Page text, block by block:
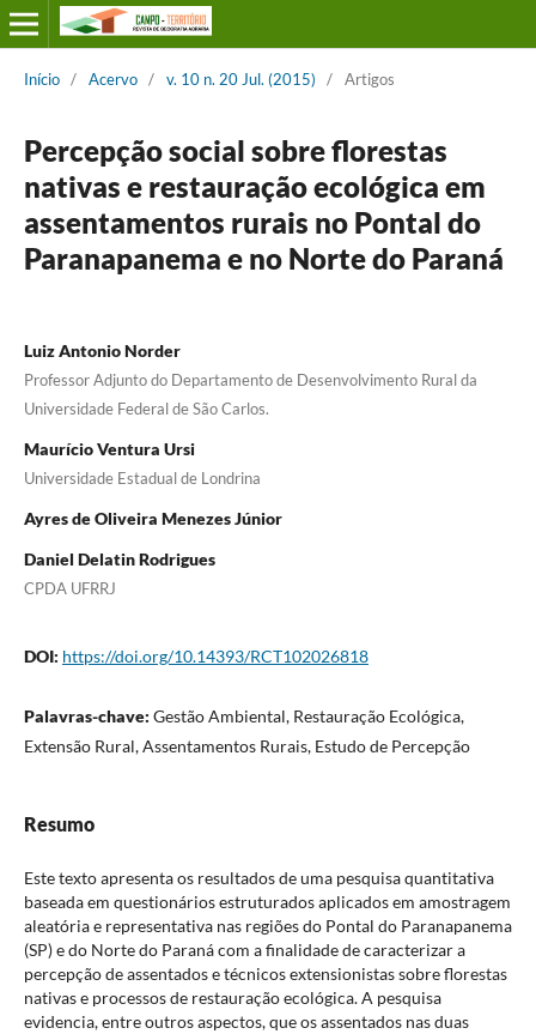
Início / Acervo / v. 10 n. 20 Jul. (2015) / Artigos
Percepção social sobre florestas
nativas e restauração ecológica em
assentamentos rurais no Pontal do
Paranapanema e no Norte do Paraná
Luiz Antonio Norder
Professor Adjunto do Departamento de Desenvolvimento Rural da
Universidade Federal de São Carlos.
Maurício Ventura Ursi
Universidade Estadual de Londrina
Ayres de Oliveira Menezes Júnior
Daniel Delatin Rodrigues
CPDA UFRRJ
DOI: https://doi.org/10.14393/RCT102026818
Palavras-chave: Gestão Ambiental, Restauração Ecológica,
Extensão Rural, Assentamentos Rurais, Estudo de Percepção
Resumo
Este texto apresenta os resultados de uma pesquisa quantitativa
baseada em questionários estruturados aplicados em amostragem
aleatória e representativa nas regiões do Pontal do Paranapanema
(SP) e do Norte do Paraná com a finalidade de caracterizar a
percepção de assentados e técnicos extensionistas sobre florestas
nativas e processos de restauração ecológica. A pesquisa
evidencia, entre outros aspectos, que os assentados nas duas